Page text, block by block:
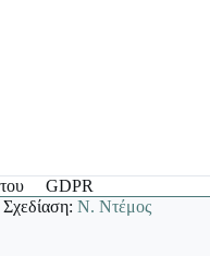
GDPR
Σχεδίαση:Ν. Ντέμος